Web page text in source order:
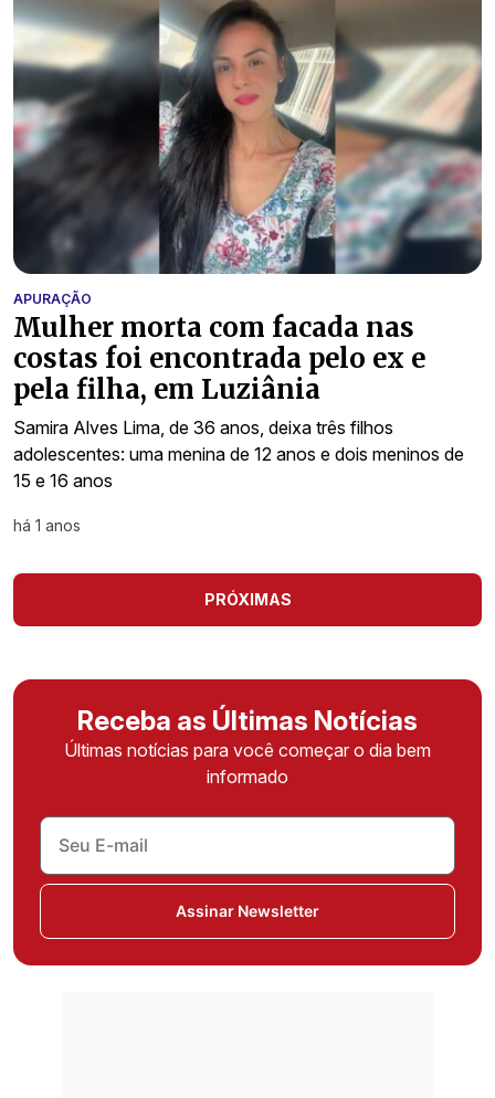
APURAÇÃO
Mulher morta com facada nas
costas foi encontrada pelo ex e
pela filha, em Luziânia
Samira Alves Lima, de 36 anos, deixa três filhos
adolescentes: uma menina de 12 anos e dois meninos de
15 e 16 anos
há 1 anos
PRÓXIMAS
Receba as Últimas Notícias
Últimas notícias para você começar o dia bem
informado
Assinar Newsletter